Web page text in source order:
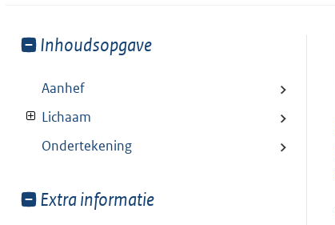
Toon
van:
Inhoudsopgave
Aanhef
Lichaam
Ondertekening
Toon
Extra informatie